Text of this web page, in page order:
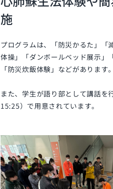
施
プログラムは、「防災かるた」「
体操」「ダンボールベッド展示」
「防災炊飯体験」などがあります。
また、学生が語り部として講話
15:25）で用意されています。